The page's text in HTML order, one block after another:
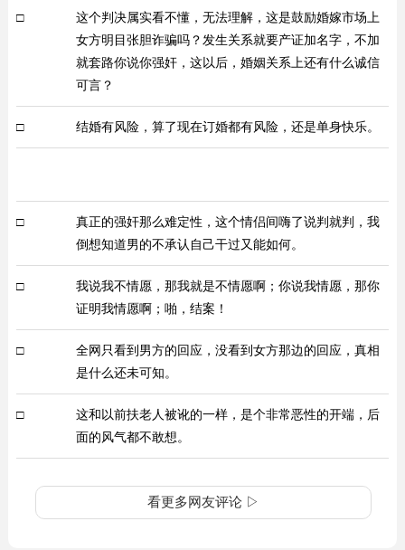
□
这个判决属实看不懂，无法理解，这是鼓励婚嫁市场上
女方明目张胆诈骗吗？发生关系就要产证加名字，不加
就套路你说你强奸，这以后，婚姻关系上还有什么诚信
可言？
□ 结婚有风险，算了现在订婚都有风险，还是单身快乐。
□
真正的强奸那么难定性，这个情侣间嗨了说判就判，我
倒想知道男的不承认自己干过又能如何。
□
我说我不情愿，那我就是不情愿啊；你说我情愿，那你
证明我情愿啊；啪，结案！
□
全网只看到男方的回应，没看到女方那边的回应，真相
是什么还未可知。
□
这和以前扶老人被讹的一样，是个非常恶性的开端，后
面的风气都不敢想。
看更多网友评论 ▷